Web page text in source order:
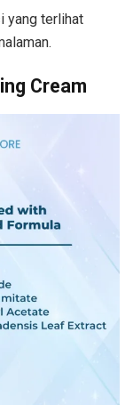
yang terlihat
Cream